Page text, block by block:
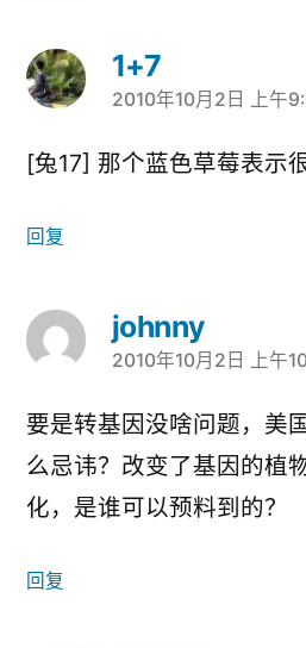
1+7
说：
2010年10月2日 上午
[兔17] 那个蓝色草莓表示
回复
johnny
说：
2010年10月2日 上午
要是转基因没啥问题，美
么忌讳？改变了基因的植
化，是谁可以预料到的？
回复